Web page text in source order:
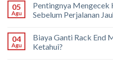
05
Agu
Pentingnya Mengecek
Sebelum Perjalanan
04
Agu
Biaya Ganti Rack End
Ketahui?